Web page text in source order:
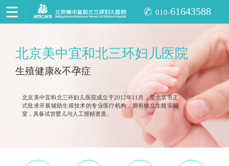
010-61643588
北京美中宜和北三环妇儿医院
生殖健康&不孕症
北京美中宜和北三环妇儿医院成立于2012年11月，是北京市正
式批准开展辅助生殖技术的专业医疗机构，拥有独立生殖实验
室，具备试管婴儿与人工授精资质。